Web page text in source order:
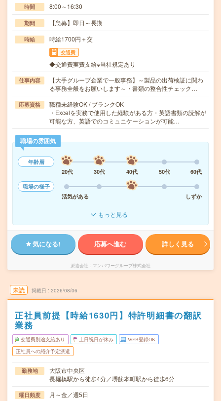
時間 8:00～16:30
期間 【急募】即日～長期
時給 時給1700円＋交
交通費
◆交通費実費支給※当社規定あり
仕事内容
【大手グループ企業で一般事務】～製品の出荷検証に関わ
る事務全般をお願いします～・書類の整合性チェック…
応募資格
職種未経験OK / ブランクOK
・Excelを実務で使用した経験がある方・英語書類の読解が
可能な方、英語でのコミュニケーションが可能…
職場の雰囲気
年齢層
20代
30代 40代 50代
60代
職場の様子
活気がある
しずか
もっと見る
気になる! 応募へ進む 詳しく見る
派遣会社 マンパワーグループ株式会社
未読 掲載日 2026/08/06
正社員前提【時給1630円】特許明細書の翻訳
業務
交通費別途支給あり 土日祝日が休み WEB登録OK
正社員への紹介予定派遣
勤務地
大阪市中央区
長堀橋駅から徒歩4分／堺筋本町駅から徒歩6分
曜日頻度 月～金／週5日